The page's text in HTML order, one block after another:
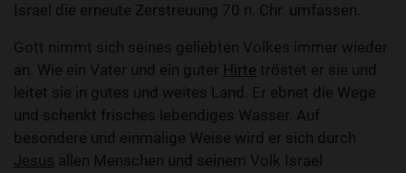
Israel die erneute Zerstreuung 70 n. Chr. umfassen.
Gott nimmt sich seines geliebten Volkes immer wieder
an. Wie ein Vater und ein guter Hirte tröstet er sie und
leitet sie in gutes und weites Land. Er ebnet die Wege
und schenkt frisches lebendiges Wasser. Auf
besondere und einmalige Weise wird er sich durch
Jesus allen Menschen und seinem Volk Israel